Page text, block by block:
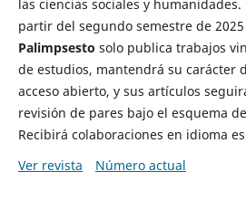
las ciencias sociales y humanidades.
partir del segundo semestre de 2025
Palimpsesto solo publica trabajos
de estudios, mantendrá su carácter
acceso abierto, y sus artículos
revisión de pares bajo el esquema
Recibirá colaboraciones en idioma
Ver revista
Número actual